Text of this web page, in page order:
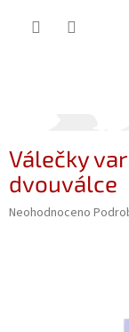
Válečky
dvouválce
Průměrné
Neohodnoceno